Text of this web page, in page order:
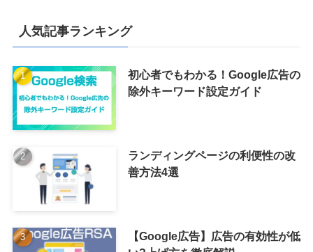
人気記事ランキング
初心者でもわかる！Google広告の
除外キーワード設定ガイド
ランディングページの利便性の改
善方法4選
【Google広告】広告の有効性が低